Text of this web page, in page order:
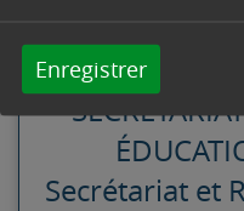
Enregistrer
Secrétariat et